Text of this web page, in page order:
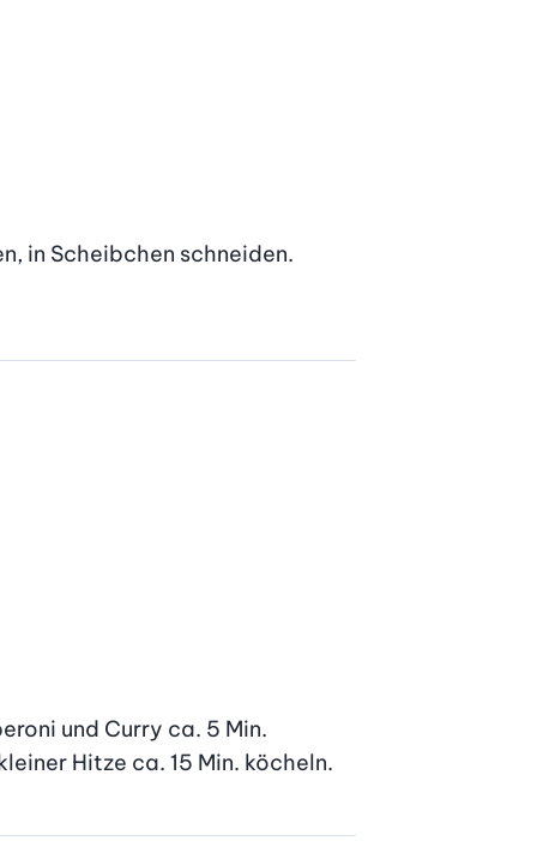
in Scheibchen schneiden.
und Curry ca. 5 Min.
Hitze ca. 15 Min. köcheln.